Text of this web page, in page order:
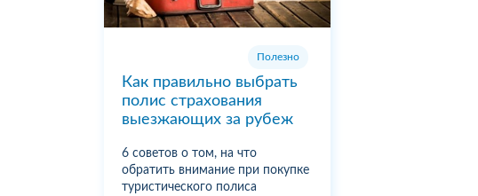
Полезно
Как правильно выбрать
полис страхования
выезжающих за рубеж
6 советов о том, на что
обратить внимание при покупке
туристического полиса